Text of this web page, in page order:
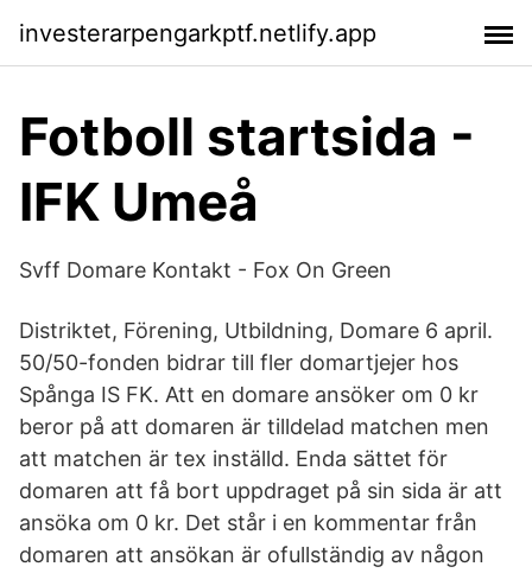
investerarpengarkptf.netlify.app
Fotboll startsida -
IFK Umeå
Svff Domare Kontakt - Fox On Green
Distriktet, Förening, Utbildning, Domare 6 april.
50/50-fonden bidrar till fler domartjejer hos
Spånga IS FK. Att en domare ansöker om 0 kr
beror på att domaren är tilldelad matchen men
att matchen är tex inställd. Enda sättet för
domaren att få bort uppdraget på sin sida är att
ansöka om 0 kr. Det står i en kommentar från
domaren att ansökan är ofullständig av någon